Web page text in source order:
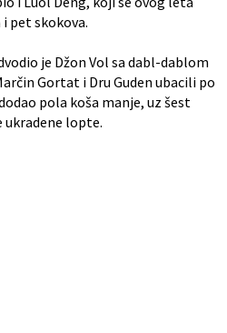
pet skokova.
je Džon Vol sa dabl-dablom
Gortat i Dru Guden ubacili po
pola koša manje, uz šest
ukradene lopte.